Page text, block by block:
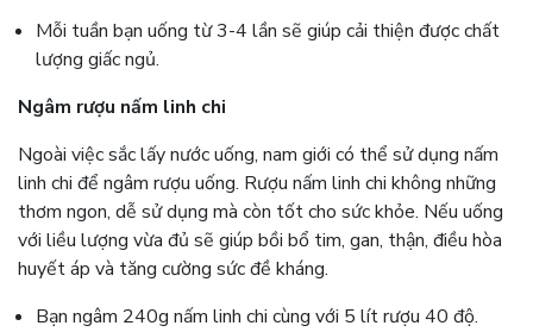
Mỗi tuần bạn uống từ 3-4 lần sẽ giúp cải thiện được chất
lượng giấc ngủ.
Ngâm rượu nấm linh chi
Ngoài việc sắc lấy nước uống, nam giới có thể sử dụng nấm
linh chi để ngâm rượu uống. Rượu nấm linh chi không những
thơm ngon, dễ sử dụng mà còn tốt cho sức khỏe. Nếu uống
với liều lượng vừa đủ sẽ giúp bồi bổ tim, gan, thận, điều hòa
huyết áp và tăng cường sức đề kháng.
Bạn ngâm 240g nấm linh chi cùng với 5 lít rượu 40 độ.